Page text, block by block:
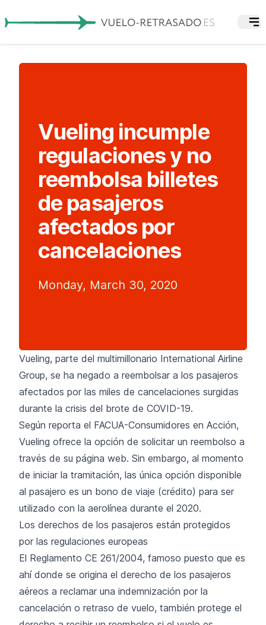
Vueling incumple
regulaciones y no
reembolsa billetes
de pasajeros
afectados por
cancelaciones
Monday, March 30, 2020
Vueling, parte del multimillonario International Airline
Group, se ha negado a reembolsar a los pasajeros
afectados por las miles de cancelaciones surgidas
durante la crisis del brote de COVID-19.
Según reporta el FACUA-Consumidores en Acción,
Vueling ofrece la opción de solicitar un reembolso a
través de su página web. Sin embargo, al momento
de iniciar la tramitación, las única opción disponible
al pasajero es un bono de viaje (crédito) para ser
utilizado con la aerolínea durante el 2020.
Los derechos de los pasajeros están protegidos
por las regulaciones europeas
El Reglamento CE 261/2004, famoso puesto que es
ahí donde se origina el derecho de los pasajeros
aéreos a reclamar una indemnización por la
cancelación o retraso de vuelo, también protege el